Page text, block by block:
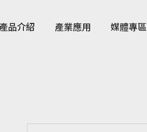
產品介紹 產業應用 媒體專區